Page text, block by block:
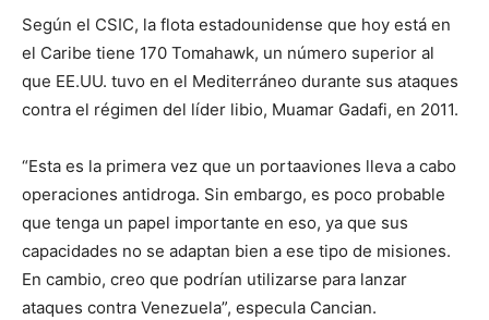
Según el CSIC, la flota estadounidense que hoy está en
el Caribe tiene 170 Tomahawk, un número superior al
que EE.UU. tuvo en el Mediterráneo durante sus ataques
contra el régimen del líder libio, Muamar Gadafi, en 2011.
“Esta es la primera vez que un portaaviones lleva a cabo
operaciones antidroga. Sin embargo, es poco probable
que tenga un papel importante en eso, ya que sus
capacidades no se adaptan bien a ese tipo de misiones.
En cambio, creo que podrían utilizarse para lanzar
ataques contra Venezuela”, especula Cancian.